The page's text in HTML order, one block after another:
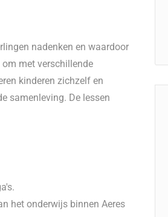
nadenken en waardoor
met verschillende
kinderen zichzelf en
samenleving. De lessen
het onderwijs binnen Aeres